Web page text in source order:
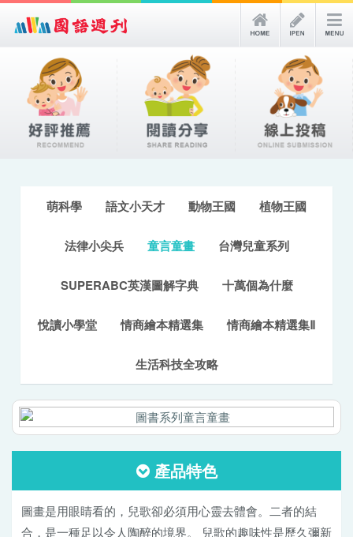
萌科學 語文小天才 動物王國 植物王國
法律小尖兵 童言童畫 台灣兒童系列
SUPERABC英漢圖解字典 十萬個為什麼
悅讀小學堂 情商繪本精選集 情商繪本精選集Ⅱ
生活科技全攻略
產品特色
圖畫是用眼睛看的，兒歌卻必須用心靈去體會。二者的結
合，是一種足以令人陶醉的境界。 兒歌的趣味性是歷久彌新